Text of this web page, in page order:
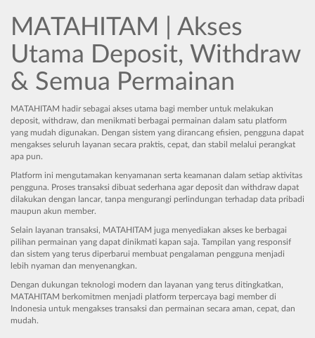
MATAHITAM | Akses
Utama Deposit, Withdraw
& Semua Permainan
MATAHITAM hadir sebagai akses utama bagi member untuk melakukan
deposit, withdraw, dan menikmati berbagai permainan dalam satu platform
yang mudah digunakan. Dengan sistem yang dirancang efisien, pengguna dapat
mengakses seluruh layanan secara praktis, cepat, dan stabil melalui perangkat
apa pun.
Platform ini mengutamakan kenyamanan serta keamanan dalam setiap aktivitas
pengguna. Proses transaksi dibuat sederhana agar deposit dan withdraw dapat
dilakukan dengan lancar, tanpa mengurangi perlindungan terhadap data pribadi
maupun akun member.
Selain layanan transaksi, MATAHITAM juga menyediakan akses ke berbagai
pilihan permainan yang dapat dinikmati kapan saja. Tampilan yang responsif
dan sistem yang terus diperbarui membuat pengalaman pengguna menjadi
lebih nyaman dan menyenangkan.
Dengan dukungan teknologi modern dan layanan yang terus ditingkatkan,
MATAHITAM berkomitmen menjadi platform terpercaya bagi member di
Indonesia untuk mengakses transaksi dan permainan secara aman, cepat, dan
mudah.